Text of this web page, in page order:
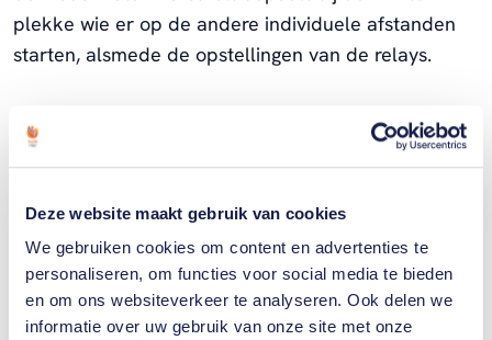
Deze website maakt gebruik van cookies
We gebruiken cookies om content en advertenties te
personaliseren, om functies voor social media te bieden
en om ons websiteverkeer te analyseren. Ook delen we
informatie over uw gebruik van onze site met onze
plekke wie er op de andere individuele afstanden
starten, alsmede de opstellingen van de relays.